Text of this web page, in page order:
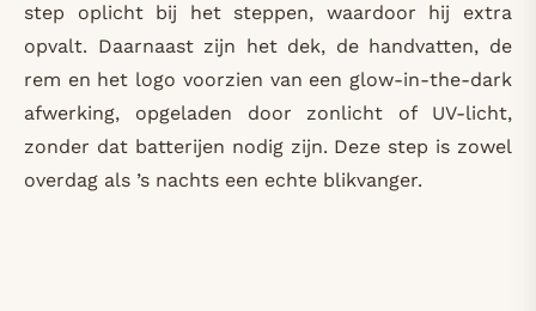
step oplicht bij het steppen, waardoor hij extra
opvalt. Daarnaast zijn het dek, de handvatten, de
rem en het logo voorzien van een glow-in-the-dark
afwerking, opgeladen door zonlicht of UV-licht,
zonder dat batterijen nodig zijn. Deze step is zowel
overdag als ’s nachts een echte blikvanger.